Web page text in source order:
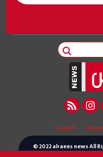
instagram
rss feed
اتصل بنا
© 2022 alraees news All